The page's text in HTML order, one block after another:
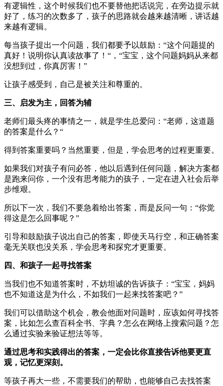
有逻辑性，这个时候我们也不要替他把话说完，在旁边提示就
好了，练习的次数多了，孩子的思路就会越来越清晰，讲话越
来越有逻辑。
每当孩子提出一个问题，我们都要予以鼓励：“这个问题提的
真好！说明你认真读故事了！“，“宝宝，这个问题妈妈从来都
没想到过，你真厉害！”
让孩子感受到，自己是被关注和尊重的。
三、启发为主，回答为辅
老师们最头疼的事情之一，就是学生总爱问：“老师，这道题
的答案是什么？“
得到答案重要吗？当然重要，但是，学会思考的过程更重要。
如果我们对孩子有问必答，他以后遇到任何问题，解决方案都
是跑来问你，一个没有思考能力的孩子，一定在进入社会后举
步维艰。
所以下一次，我们不要急着给出答案，而是反问一句：“你觉
得这是怎么回事呢？”
引导和鼓励孩子说出自己的答案，即使天马行空，和正确答案
毫无关联也没关系，学会思考和探究才更重要。
四、和孩子一起寻找答案
当我们也不知道答案时，不妨坦诚的告诉孩子：“宝宝，妈妈
也不知道这是为什么，不如我们一起来找答案吧？”
我们可以借助这个机会，教会他面对问题时，应该如何寻找答
案，比如怎么查百科全书、字典？怎么在网络上搜索问题？怎
么通过实验来验证想法等等。
通过思考和实践得出的答案，一定会比你直接告诉他要更直
观，记忆更深刻。
等孩子再大一些，不需要我们的帮助，也能够自己去找答案